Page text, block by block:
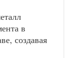
в
создавая